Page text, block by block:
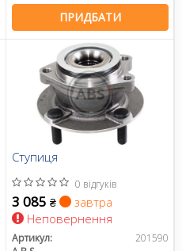
ПРИДБАТИ
Ступиця
0 відгуків
3 085 ₴
завтра
Неповернення
Артикул:
201590